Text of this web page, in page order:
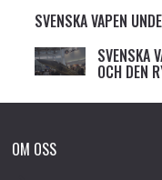
SVENSKA VAPEN
SVENSKA
OCH DEN
OM OSS